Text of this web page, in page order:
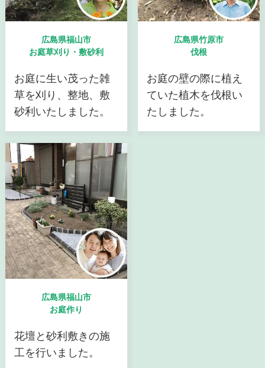
広島県福山市
お庭草刈り・敷砂利
お庭に生い茂った雑
草を刈り、整地、敷
砂利いたしました。
広島県竹原市
伐根
お庭の壁の際に植え
ていた植木を伐根い
たしました。
広島県福山市
お庭作り
花壇と砂利敷きの施
工を行いました。